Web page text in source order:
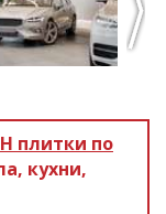
Next
плитки по
кухни,